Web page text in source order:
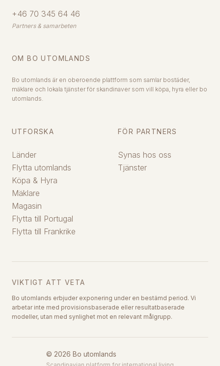
+46 70 345 64 46
Partners & samarbeten
OM BO UTOMLANDS
Bo utomlands är en oberoende plattform som samlar bostäder,
mäklare och lokala tjänster för skandinaver som vill köpa, hyra eller bo
utomlands.
UTFORSKA
Länder
Flytta utomlands
Köpa & Hyra
Mäklare
Magasin
Flytta till Portugal
Flytta till Frankrike
FÖR PARTNERS
Synas hos oss
Tjänster
VIKTIGT ATT VETA
Bo utomlands erbjuder exponering under en bestämd period. Vi
arbetar inte med provisionsbaserade eller resultatbaserade
modeller, utan med synlighet mot en relevant målgrupp.
© 2026 Bo utomlands